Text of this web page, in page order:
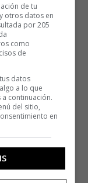
de tu
otros datos en
por 205
como
de
datos
a lo que
continuación.
del sitio,
en